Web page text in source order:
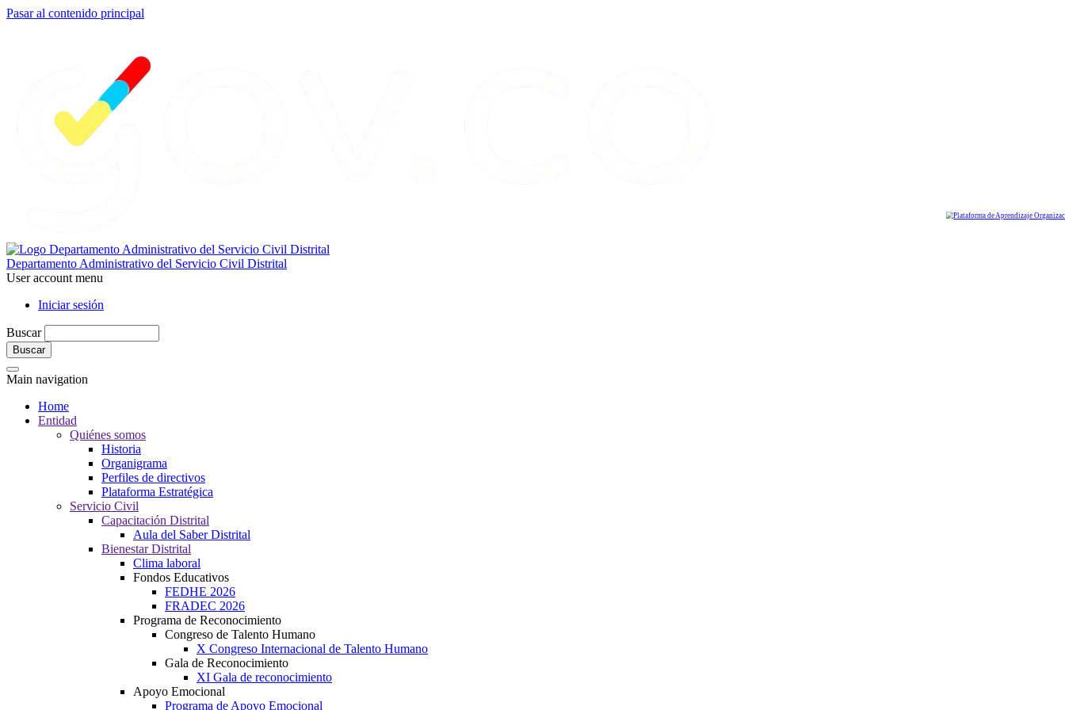
Pasar al contenido principal
Departamento Administrativo del Servicio Civil Distrital
User account menu
Iniciar sesión
Buscar
Main navigation
Home
Entidad
Quiénes somos
Historia
Organigrama
Perfiles de directivos
Plataforma Estratégica
Servicio Civil
Capacitación Distrital
Aula del Saber Distrital
Bienestar Distrital
Clima laboral
Fondos Educativos
FEDHE 2026
FRADEC 2026
Programa de Reconocimiento
Congreso de Talento Humano
X Congreso Internacional de Talento Humano
Gala de Reconocimiento
XI Gala de reconocimiento
Apoyo Emocional
Programa de Apoyo Emocional